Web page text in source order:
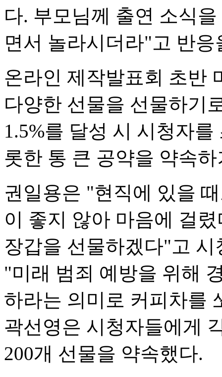
다. 부모님께 출연 소식
면서 놀라시더라"고 반응
온라인 제작발표회 초반
다양한 선물을 선물하기
1.5%를 달성 시 시청자
롯한 통 큰 공약을 약속
권일용은 "현직에 있을
이 좋지 않아 마음에 걸
장갑을 선물하겠다"고
"미래 범죄 예방을 위해
하라는 의미로 커피차를
곽선영은 시청자들에게
200개 선물을 약속했다.